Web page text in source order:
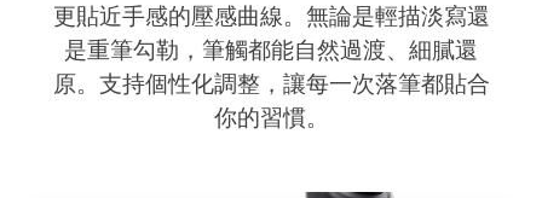
更貼近手感的壓感曲線。無論是輕描淡寫還
是重筆勾勒，筆觸都能自然過渡、細膩還
原。支持個性化調整，讓每一次落筆都貼合
你的習慣。